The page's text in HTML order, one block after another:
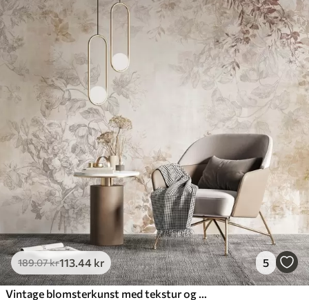
189.07kr113 .44 kr 5